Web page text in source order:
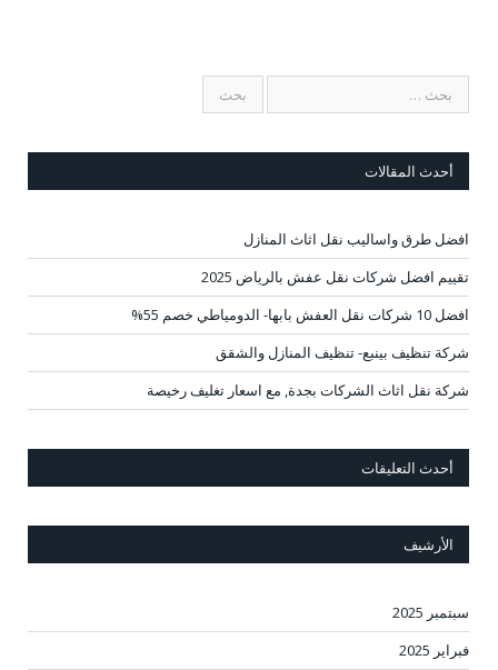
أحدث المقالات
افضل طرق واساليب نقل اثاث المنازل
تقييم افضل شركات نقل عفش بالرياض 2025
افضل 10 شركات نقل العفش بابها- الدومياطي خصم 55%
شركة تنظيف بينبع- تنظيف المنازل والشقق
شركة نقل اثاث الشركات بجدة, مع اسعار تغليف رخيصة
أحدث التعليقات
الأرشيف
سبتمبر 2025
فبراير 2025